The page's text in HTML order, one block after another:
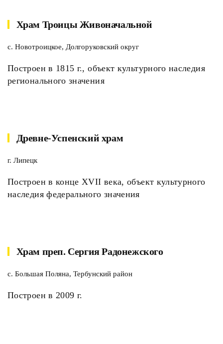
Храм Троицы Живоначальной
с. Новотроицкое, Долгоруковский округ
Построен в 1815 г., объект культурного наследия
регионального значения
Древне-Успенский храм
г. Липецк
Построен в конце XVII века, объект культурного
наследия федерального значения
Храм преп. Сергия Радонежского
с. Большая Поляна, Тербунский район
Построен в 2009 г.